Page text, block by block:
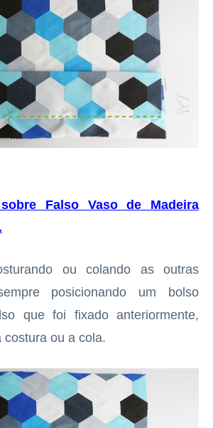
Falso Vaso de Madeira
.
ou colando as outras
posicionando um bolso
que foi fixado anteriormente,
costura ou a cola.